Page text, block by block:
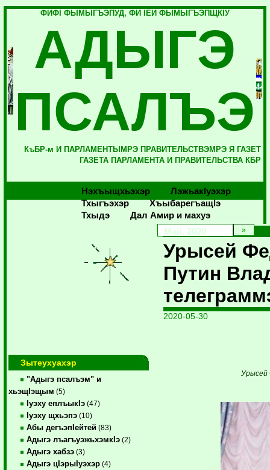
ФИФI ФЫМЫГЪЭПУД, ФИ IЕЙ ФЫМЫГЪЭПЩКIУ
АДЫГЭ
ПСАЛЪЭ
КъБР-м И ПАРЛАМЕНТЫМРЭ ПРАВИТЕЛЬСТВЭМРЭ Я ГАЗЕТ
ГАЗЕТА ПАРЛАМЕНТА И ПРАВИТЕЛЬСТВА КБР
Нэхъыщхьэхэр
Лэжьакlуэхэр
Тхыгъэхэр
Хъыбарегъащlэ
Тхыдэ
Дал Амир и махуэ
Зытеухуахэр
"Адыгэ псалъэм" и
хьэщIэщым (5)
Iуэху еплъыкIэ (47)
Iуэху щхьэпэ (10)
Абы дегъэпIейтей (83)
Адыгэ лъагъуэжьхэмкIэ (2)
Адыгэ хабзэ (3)
Адыгэ цIэрыIуэхэр (4)
Май, 2020
Урысей
Путин
2020-05-30
Урысей